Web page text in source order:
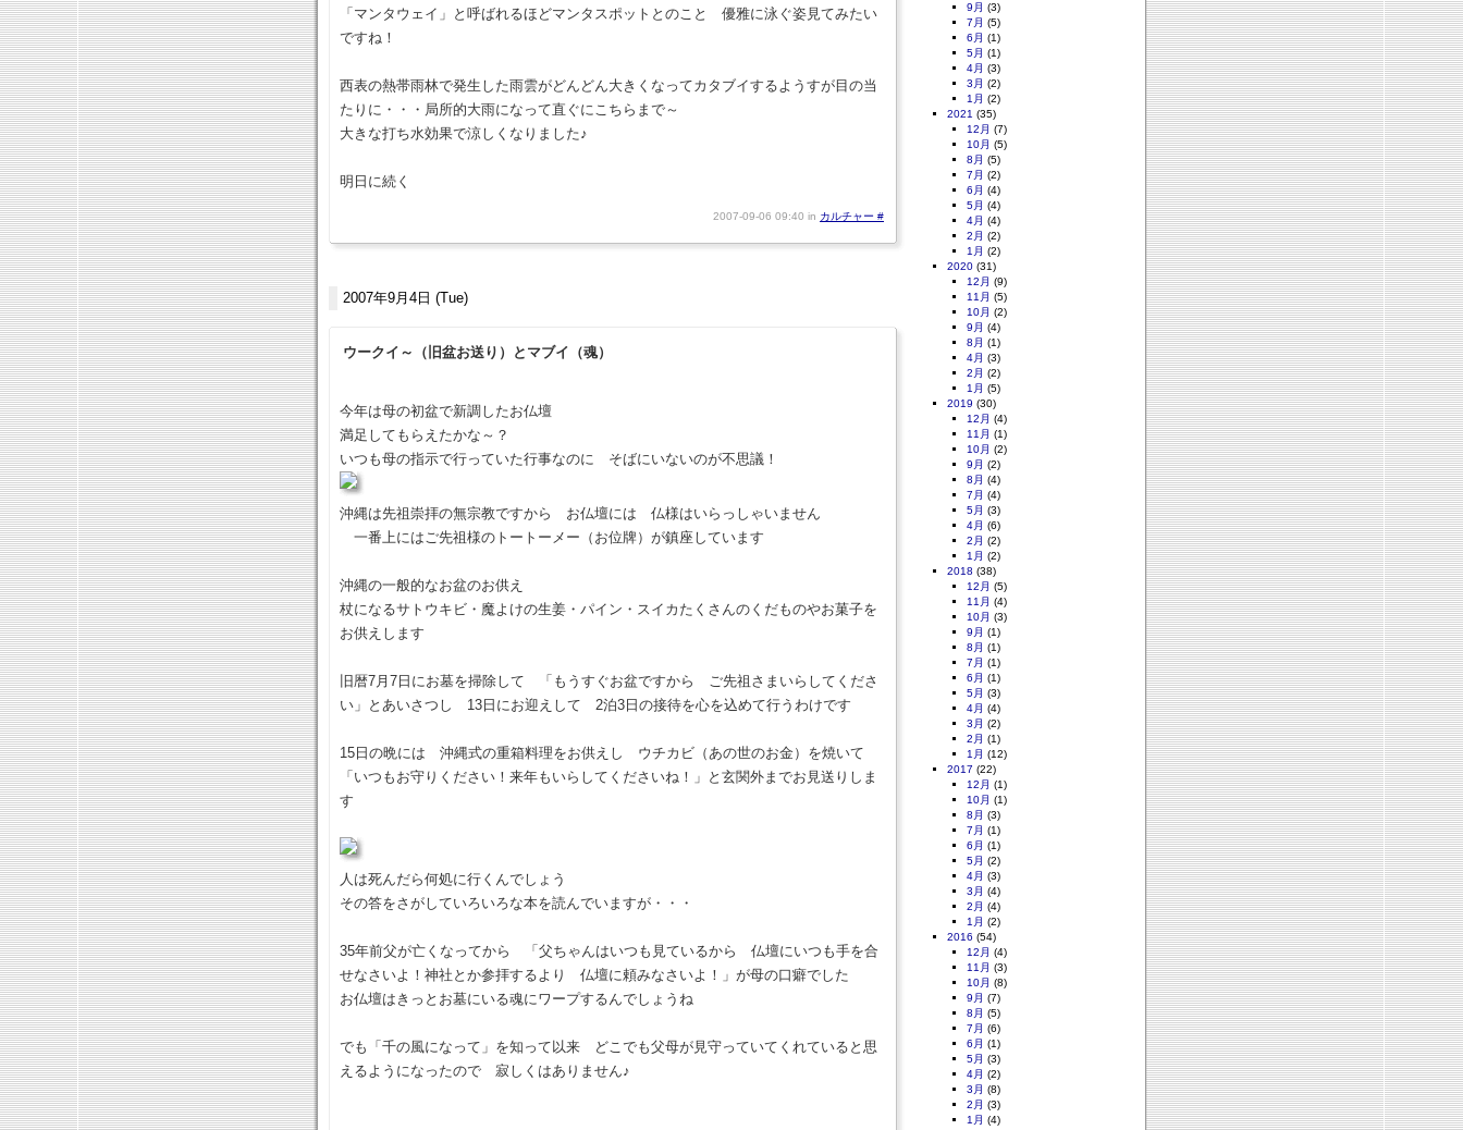
「マンタウェイ」と呼ばれるほどマンタスポットとのこと 優雅に泳ぐ姿見てみたい
ですね！
西表の熱帯雨林で発生した雨雲がどんどん大きくなってカタブイするようすが目の当
たりに・・・局所的大雨になって直ぐにこちらまで～
大きな打ち水効果で涼しくなりました♪
明日に続く
2007-09-06 09:40 in カルチャー #
2007年9月4日 (Tue)
ウークイ～（旧盆お送り）とマブイ（魂）
今年は母の初盆で新調したお仏壇
満足してもらえたかな～？
いつも母の指示で行っていた行事なのに そばにいないのが不思議！
沖縄は先祖崇拝の無宗教ですから お仏壇には 仏様はいらっしゃいません
一番上にはご先祖様のトートーメー（お位牌）が鎮座しています
沖縄の一般的なお盆のお供え
杖になるサトウキビ・魔よけの生姜・パイン・スイカたくさんのくだものやお菓子を
お供えします
旧暦7月7日にお墓を掃除して 「もうすぐお盆ですから ご先祖さまいらしてくださ
い」とあいさつし 13日にお迎えして 2泊3日の接待を心を込めて行うわけです
15日の晩には 沖縄式の重箱料理をお供えし ウチカビ（あの世のお金）を焼いて
「いつもお守りください！来年もいらしてくださいね！」と玄関外までお見送りしま
す
人は死んだら何処に行くんでしょう
その答をさがしていろいろな本を読んでいますが・・・
35年前父が亡くなってから 「父ちゃんはいつも見ているから 仏壇にいつも手を合
せなさいよ！神社とか参拝するより 仏壇に頼みなさいよ！」が母の口癖でした
お仏壇はきっとお墓にいる魂にワープするんでしょうね
でも「千の風になって」を知って以来 どこでも父母が見守っていてくれていると思
えるようになったので 寂しくはありません♪
9月 (3)
7月 (5)
6月 (1)
5月 (1)
4月 (3)
3月 (2)
1月 (2)
2021 (35)
12月 (7)
10月 (5)
8月 (5)
7月 (2)
6月 (4)
5月 (4)
4月 (4)
2月 (2)
1月 (2)
2020 (31)
12月 (9)
11月 (5)
10月 (2)
9月 (4)
8月 (1)
4月 (3)
2月 (2)
1月 (5)
2019 (30)
12月 (4)
11月 (1)
10月 (2)
9月 (2)
8月 (4)
7月 (4)
5月 (3)
4月 (6)
2月 (2)
1月 (2)
2018 (38)
12月 (5)
11月 (4)
10月 (3)
9月 (1)
8月 (1)
7月 (1)
6月 (1)
5月 (3)
4月 (4)
3月 (2)
2月 (1)
1月 (12)
2017 (22)
12月 (1)
10月 (1)
8月 (3)
7月 (1)
6月 (1)
5月 (2)
4月 (3)
3月 (4)
2月 (4)
1月 (2)
2016 (54)
12月 (4)
11月 (3)
10月 (8)
9月 (7)
8月 (5)
7月 (6)
6月 (1)
5月 (3)
4月 (2)
3月 (8)
2月 (3)
1月 (4)